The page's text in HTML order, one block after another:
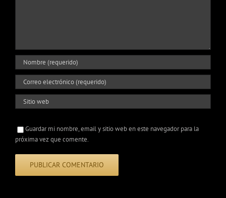
Guardar mi nombre, email y sitio web en este navegador para la
próxima vez que comente.